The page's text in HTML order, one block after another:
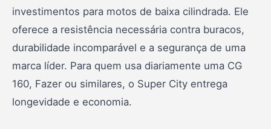
investimentos para motos de baixa cilindrada. Ele
oferece a resistência necessária contra buracos,
durabilidade incomparável e a segurança de uma
marca líder. Para quem usa diariamente uma CG
160, Fazer ou similares, o Super City entrega
longevidade e economia.